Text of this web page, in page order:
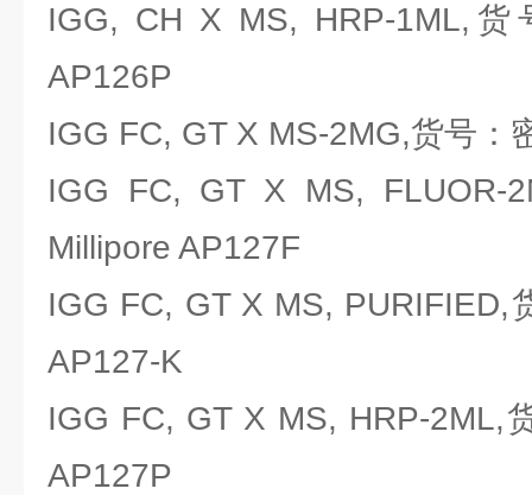
IGG, CH X MS, HRP-1ML,
AP126P
IGG FC, GT X MS-2MG,货号：
IGG FC, GT X MS,
Millipore AP127F
IGG FC, GT X MS, PURIFIED,
AP127-K
IGG FC, GT X MS, HRP-2ML,
AP127P